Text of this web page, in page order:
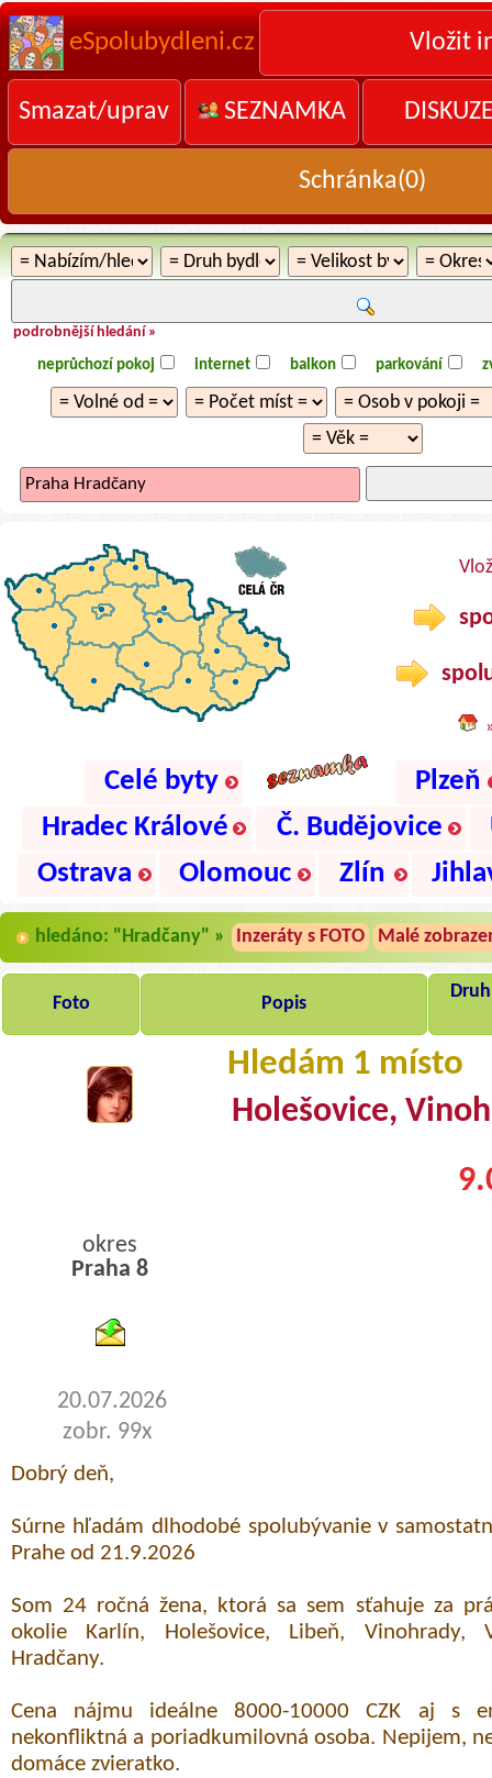
eSpolubydleni.cz Vložit
Smazat/uprav SEZNAMKA
Schránka(0)
podrobnější hledání »
neprůchozí pokoj internet balkon parkování
Celé byty
Plzeň
Hradec Králové
Č. Budějovice
Ostrava
Olomouc Zlín
hledáno: "Hradčany" » Inzeráty s FOTO Malé
Foto Popis
Hledám 1 místo
Holešovice,
okres
Praha 8
20.07.2026
zobr. 99x
Dobrý deň,
Súrne hľadám dlhodobé spolubývanie v
Prahe od 21.9.2026
Som 24 ročná žena, ktorá sa sem sťahuje za
okolie Karlín, Holešovice, Libeň, Vinohrady,
Hradčany.
Cena nájmu ideálne 8000-10000 CZK aj s
nekonfliktná a poriadkumilovná osoba. Nepijem,
domáce zvieratko.